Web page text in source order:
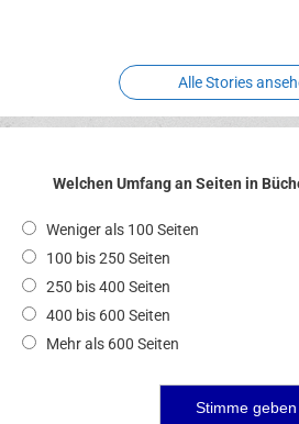
Alle Stories
Welchen Umfang an Seiten in
Weniger als 100 Seiten
100 bis 250 Seiten
250 bis 400 Seiten
400 bis 600 Seiten
Mehr als 600 Seiten